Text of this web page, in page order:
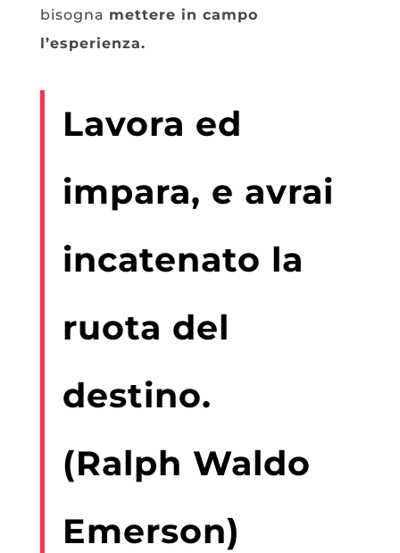
bisogna mettere in campo
l’esperienza.
Lavora ed
impara, e avrai
incatenato la
ruota del
destino.
(Ralph Waldo
Emerson)